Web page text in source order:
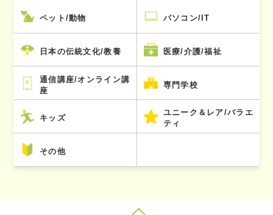
ペット/動物 パソコン/IT
日本の伝統文化/教養 医療/介護/福祉
通信講座/オンライン講
座
専門学校
キッズ
ユニーク＆レア/バラエ
ティ
その他